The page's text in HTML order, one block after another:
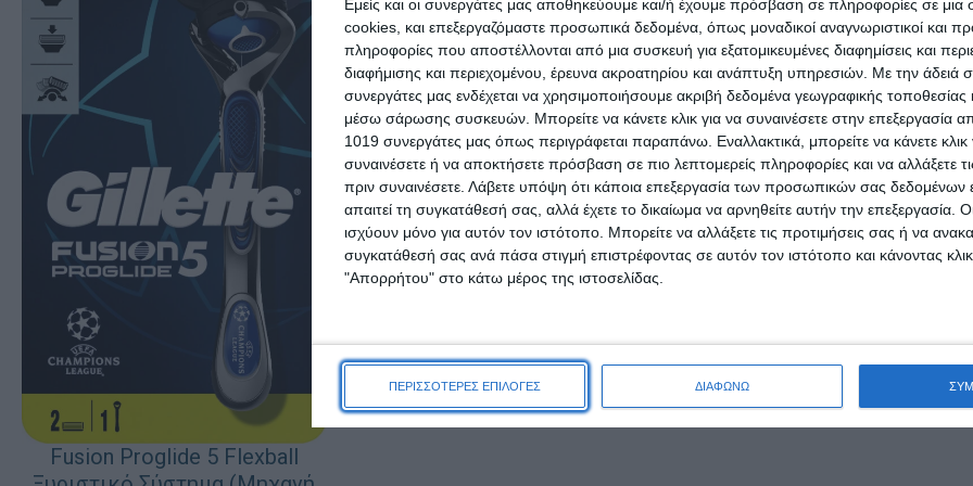
Εμείς και οι συνεργάτες μας αποθηκεύουμε και/ή έχουμε πρόσβαση σε πληροφορίες σε
cookies, και επεξεργαζόμαστε προσωπικά δεδομένα, όπως μοναδικοί αναγνωριστικοί και
πληροφορίες που αποστέλλονται από μια συσκευή για εξατομικευμένες διαφημίσεις και
διαφήμισης και περιεχομένου, έρευνα ακροατηρίου και ανάπτυξη υπηρεσιών. Με την άδειά
συνεργάτες μας ενδέχεται να χρησιμοποιήσουμε ακριβή δεδομένα γεωγραφικής τοποθεσίας
μέσω σάρωσης συσκευών. Μπορείτε να κάνετε κλικ για να συναινέσετε στην επεξεργασία
1019 συνεργάτες μας όπως περιγράφεται παραπάνω. Εναλλακτικά, μπορείτε να κάνετε κλικ
συναινέσετε ή να αποκτήσετε πρόσβαση σε πιο λεπτομερείς πληροφορίες και να αλλάξετε
πριν συναινέσετε. Λάβετε υπόψη ότι κάποια επεξεργασία των προσωπικών σας δεδομένων
απαιτεί τη συγκατάθεσή σας, αλλά έχετε το δικαίωμα να αρνηθείτε αυτήν την επεξεργασία.
ισχύουν μόνο για αυτόν τον ιστότοπο. Μπορείτε να αλλάξετε τις προτιμήσεις σας ή να
συγκατάθεσή σας ανά πάσα στιγμή επιστρέφοντας σε αυτόν τον ιστότοπο και κάνοντας
"Απορρήτου" στο κάτω μέρος της ιστοσελίδας.
ΠΕΡΙΣΣΟΤΕΡΕΣ ΕΠΙΛΟΓΕΣ ΔΙΑΦΩΝΩ
Fusion Proglide 5 Flexball
Oral-B Cross Action 4 τμχ
23,29
€